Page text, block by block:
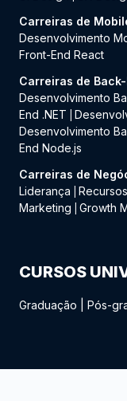
Carreiras de
Desenvolvimento
Front-End React
Carreiras de Back-
Desenvolvimento
End .NET
Desenvolvimento
End Node.js
Carreiras de
Liderança
Marketing
Growth
CURSOS
Graduação Pós-